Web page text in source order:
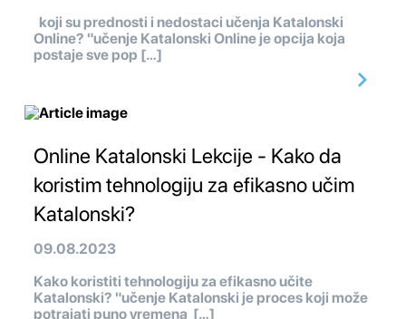
koji su prednosti i nedostaci učenja Katalonski
Online? "učenje Katalonski Online je opcija koja
postaje sve pop […]
Online Katalonski Lekcije - Kako da
koristim tehnologiju za efikasno učim
Katalonski?
09.08.2023
Kako koristiti tehnologiju za efikasno učite
Katalonski? "učenje Katalonski je proces koji može
potrajati puno vremena […]